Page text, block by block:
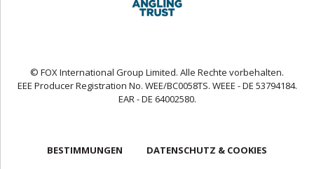
© FOX International Group Limited. Alle Rechte vorbehalten.
EEE Producer Registration No. WEE/BC0058TS. WEEE - DE 53794184.
EAR - DE 64002580.
BESTIMMUNGEN DATENSCHUTZ & COOKIES